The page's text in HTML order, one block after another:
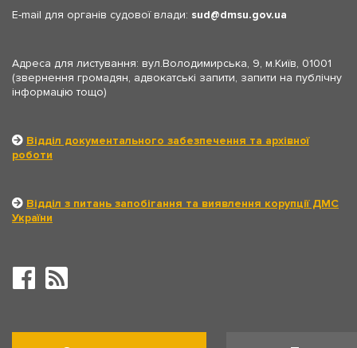
E-mail для органів судової влади: sud dmsu.gov.ua
Адреса для листування: вул.Володимирська, 9, м.Київ, 01001
(звернення громадян, адвокатські запити, запити на публічну
інформацію тощо)
Відділ документального забезпечення та архівної
роботи
Відділ з питань запобігання та виявлення корупції ДМС
України